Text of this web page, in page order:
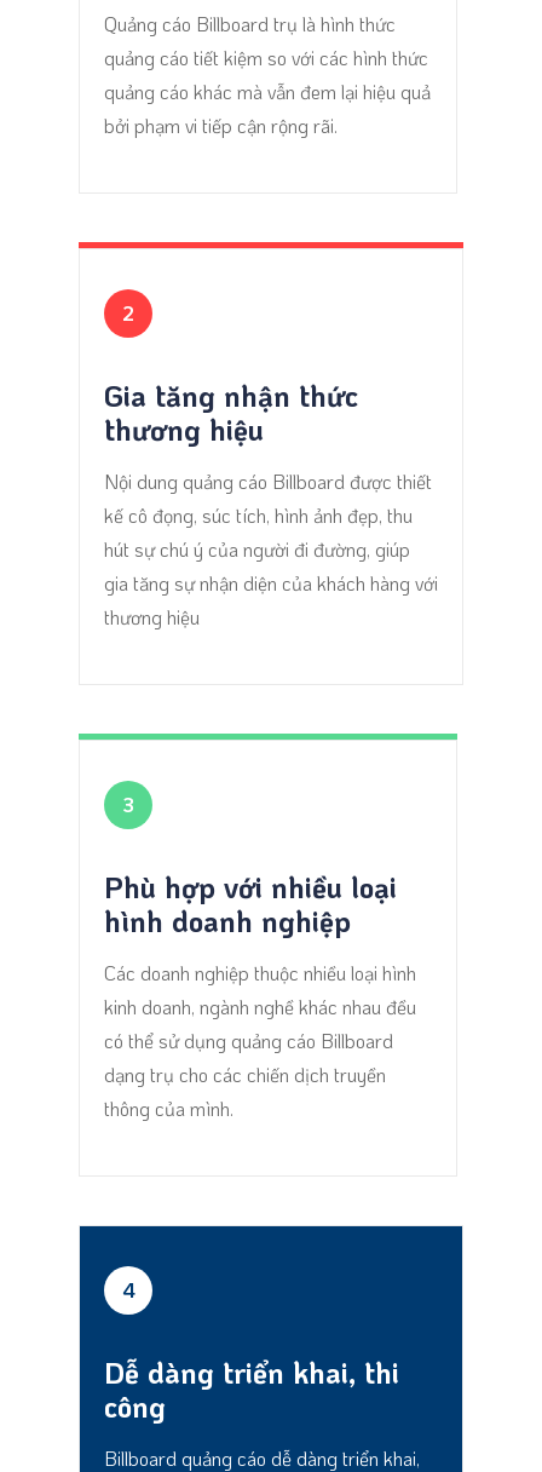
Quảng cáo Billboard trụ là hình thức
quảng cáo tiết kiệm so với các hình thức
quảng cáo khác mà vẫn đem lại hiệu quả
bởi phạm vi tiếp cận rộng rãi.
2
Gia tăng nhận thức
thương hiệu
Nội dung quảng cáo Billboard được thiết
kế cô đọng, súc tích, hình ảnh đẹp, thu
hút sự chú ý của người đi đường, giúp
gia tăng sự nhận diện của khách hàng với
thương hiệu
3
Phù hợp với nhiều loại
hình doanh nghiệp
Các doanh nghiệp thuộc nhiều loại hình
kinh doanh, ngành nghề khác nhau đều
có thể sử dụng quảng cáo Billboard
dạng trụ cho các chiến dịch truyền
thông của mình.
4
Dễ dàng triển khai, thi
công
Billboard quảng cáo dễ dàng triển khai,